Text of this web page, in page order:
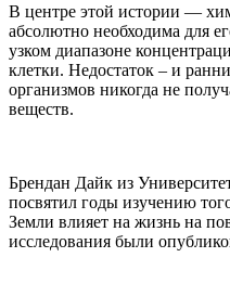
В центре этой истории —
абсолютно необходима для
узком диапазоне
клетки. Недостаток – и
организмов никогда не
веществ.
Брендан Дайк из
посвятил годы изучению
Земли влияет на жизнь на
исследования были